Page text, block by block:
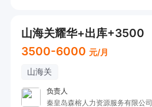
山海关耀华+出库+3500
3500-6000 元/月
山海关
负责人
秦皇岛森榕人力资源服务有限公司